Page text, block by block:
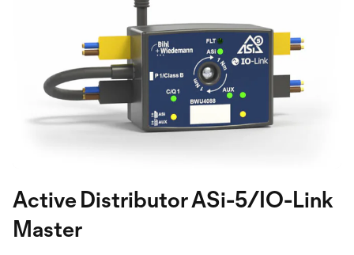
Active Distributor ASi-5/IO-Link
Master